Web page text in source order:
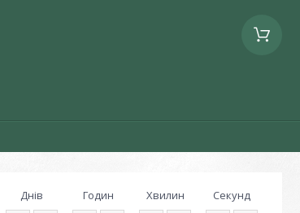
Днів Годин Хвилин Секунд